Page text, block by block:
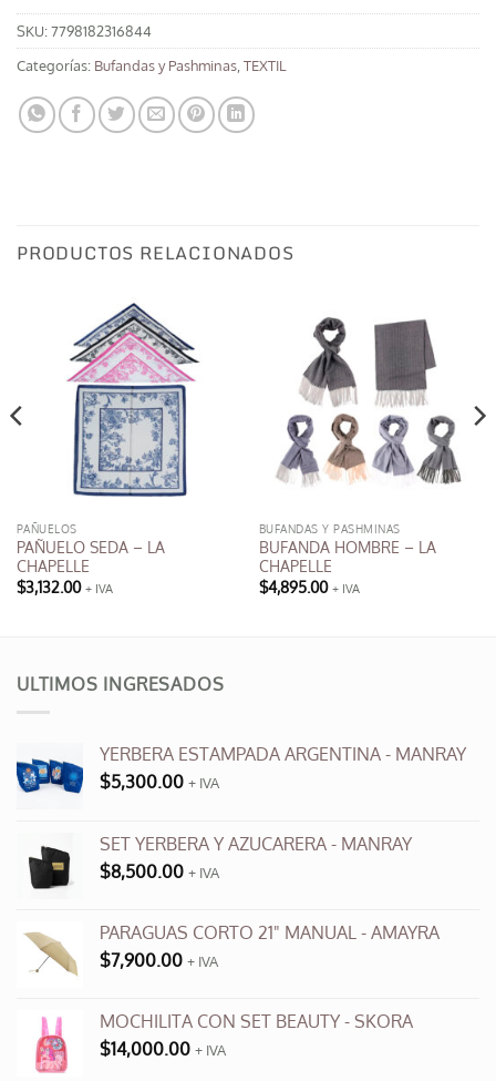
SKU:7798182316844
Categorías: Bufandas y Pashminas TEXTIL
PRODUCTOS RELACIONADOS
PAÑUELOS
PAÑUELO SEDA – LA
CHAPELLE
$3,132.00 + IVA
BUFANDAS Y PASHMINAS
BUFANDA HOMBRE – LA
CHAPELLE
$4,895.00 + IVA
ULTIMOS INGRESADOS
YERBERA ESTAMPADA ARGENTINA - MANRAY
$5,300.00 + IVA
SET YERBERA Y AZUCARERA - MANRAY
$8,500.00 + IVA
PARAGUAS CORTO 21" MANUAL - AMAYRA
$7,900.00 + IVA
MOCHILITA CON SET BEAUTY - SKORA
$14,000.00 + IVA